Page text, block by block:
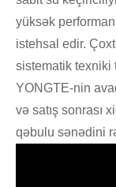
yüksək
istehsal edir.
sistematik texniki
YONGTE-nin
və satış sonrası
qəbulu sənədini